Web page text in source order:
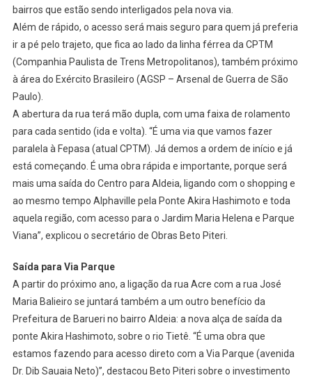
bairros que estão sendo interligados pela nova via.
Além de rápido, o acesso será mais seguro para quem já preferia
ir a pé pelo trajeto, que fica ao lado da linha férrea da CPTM
(Companhia Paulista de Trens Metropolitanos), também próximo
à área do Exército Brasileiro (AGSP – Arsenal de Guerra de São
Paulo).
A abertura da rua terá mão dupla, com uma faixa de rolamento
para cada sentido (ida e volta). “É uma via que vamos fazer
paralela à Fepasa (atual CPTM). Já demos a ordem de início e já
está começando. É uma obra rápida e importante, porque será
mais uma saída do Centro para Aldeia, ligando com o shopping e
ao mesmo tempo Alphaville pela Ponte Akira Hashimoto e toda
aquela região, com acesso para o Jardim Maria Helena e Parque
Viana”, explicou o secretário de Obras Beto Piteri.
Saída para Via Parque
A partir do próximo ano, a ligação da rua Acre com a rua José
Maria Balieiro se juntará também a um outro benefício da
Prefeitura de Barueri no bairro Aldeia: a nova alça de saída da
ponte Akira Hashimoto, sobre o rio Tietê. “É uma obra que
estamos fazendo para acesso direto com a Via Parque (avenida
Dr. Dib Sauaia Neto)”, destacou Beto Piteri sobre o investimento